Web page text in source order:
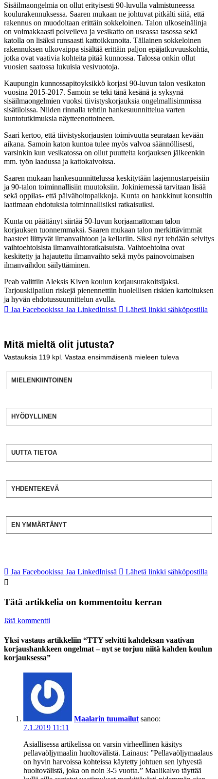
Sisäilmaongelmia on ollut erityisesti 90-luvulla valmistuneessa
koulurakennuksessa. Saaren mukaan ne johtuvat pitkälti siitä, että
rakennus on muodoltaan erittäin sokkeloinen. Talon ulkoseinälinja
on voimakkaasti polveileva ja vesikatto on useassa tasossa sekä
katolla on lisäksi runsaasti kattoikkunoita. Tällainen sokkeloinen
rakennuksen ulkovaippa sisältää erittäin paljon epäjatkuvuuskohtia,
jotka ovat vaativia kohteita pitää kunnossa. Talossa onkin ollut
vuosien saatossa lukuisia vesivuotoja.
Kaupungin kunnossapitoyksikkö korjasi 90-luvun talon vesikaton
vuosina 2015-2017. Samoin se teki tänä kesänä ja syksynä
sisäilmaongelmien vuoksi tiivistyskorjauksia ongelmallisimmissa
sisätiloissa. Niiden rinnalla tehtiin hankesuunnittelua varten
kuntotutkimuksia näytteenottoineen.
Saari kertoo, että tiivistyskorjausten toimivuutta seurataan kevään
aikana. Samoin katon kuntoa tulee myös valvoa säännöllisesti,
varsinkin kun vesikatossa on ollut puutteita korjauksen jälkeenkin
mm. työn laadussa ja kattokaivoissa.
Saaren mukaan hankesuunnittelussa keskitytään laajennustarpeisiin
ja 90-talon toiminnallisiin muutoksiin. Jokiniemessä tarvitaan lisää
sekä oppilas- että päivähoitopaikkoja. Kunta on hankkinut konsultin
laatimaan ehdotuksia toiminnallisiksi ratkaisuiksi.
Kunta on päättänyt siirtää 50-luvun korjaamattoman talon
korjauksen tuonnemmaksi. Saaren mukaan talon merkittävimmät
haasteet liittyvät ilmanvaihtoon ja kellariin. Siksi nyt tehdään selvitys
vaihtoehtoisista ilmanvaihtoratkaisuista. Vaihtoehtoina ovat
keskitetty ja hajautettu ilmanvaihto sekä myös painovoimaisen
ilmanvaihdon säilyttäminen.
Peab valittiin Aleksis Kiven koulun korjausurakoitsijaksi.
Tarjouskilpailun riskejä pienennettiin huolellisen riskien kartoituksen
ja hyvän ehdotussuunnittelun avulla.
Jaa Facebookissa Jaa LinkedInissä Lähetä linkki sähköpostilla
Mitä mieltä olit jutusta?
Vastauksia 119 kpl. Vastaa ensimmäisenä mieleen tuleva
MIELENKIINTOINEN
HYÖDYLLINEN
UUTTA TIETOA
YHDENTEKEVÄ
EN YMMÄRTÄNYT
Jaa Facebookissa Jaa LinkedInissä Lähetä linkki sähköpostilla
Tätä artikkelia on kommentoitu kerran
Jätä kommentti
Yksi vastaus artikkeliin “TTY selvitti kahdeksan vaativan
korjaushankkeen ongelmat – nyt se torjuu niitä kahden koulun
korjauksessa”
Maalarin tuumailut sanoo:
7.1.2019 11:11
Asiallisessa artikelissa on varsin virheellinen käsitys
pellavaöljymaalin huoltovälistä. Lainaus: ”Pellavaöljymaalaus
on hyvin harvoissa kohteissa käytetty johtuen sen lyhyestä
huoltovälistä, joka on noin 3-5 vuotta.” Maalikalvo täyttää